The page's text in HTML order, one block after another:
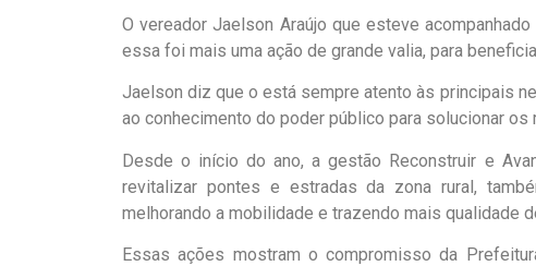
O vereador Jaelson Araújo que esteve
essa foi mais uma ação de grande valia, para
Jaelson diz que o está sempre atento às principais
ao conhecimento do poder público para solucionar
Desde o início do ano, a gestão Reconstruir e
revitalizar pontes e estradas da zona rural,
melhorando a mobilidade e trazendo mais qualidade
Essas ações mostram o compromisso da